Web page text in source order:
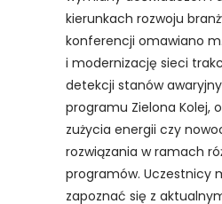
kierunkach rozwoju
konferencji omawiano
i modernizację sieci
detekcji stanów
programu Zielona Kolej,
zużycia energii czy
rozwiązania w ramach
programów. Uczestnicy
zapoznać się z